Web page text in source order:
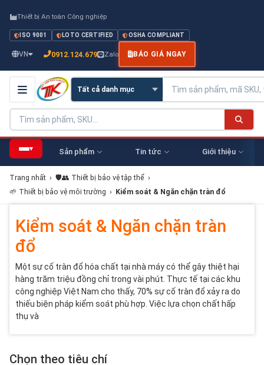
Thiết bị An toàn Công nghiệp
ISO 9001 LOTO CERTIFIED OSHA COMPLIANT
VN 0912.124.679 Zalo BÁO GIÁ NGAY
▾ Sản phẩm Tin tức Giới thiệu
Trang nhất › 🛡️👥 Thiết bị bảo vệ tập thể ›
🌱 Thiết bị bảo vệ môi trường › Kiểm soát & Ngăn chặn tràn đổ
Kiểm soát & Ngăn chặn tràn
đổ
Một sự cố tràn đổ hóa chất tại nhà máy có thể gây thiệt hại
hàng trăm triệu đồng chỉ trong vài phút. Thực tế tại các khu
công nghiệp Việt Nam cho thấy, 70% sự cố tràn đổ xảy ra do
thiếu biện pháp kiểm soát phù hợp. Việc lựa chọn chất hấp
thụ và
Chọn theo tiêu chí